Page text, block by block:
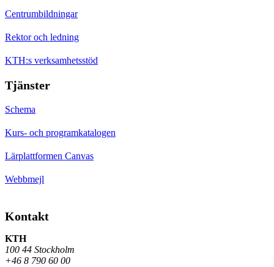
Centrumbildningar
Rektor och ledning
KTH:s verksamhetsstöd
Tjänster
Schema
Kurs- och programkatalogen
Lärplattformen Canvas
Webbmejl
Kontakt
KTH
100 44 Stockholm
+46 8 790 60 00